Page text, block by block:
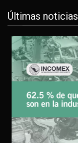
Últimas noticias